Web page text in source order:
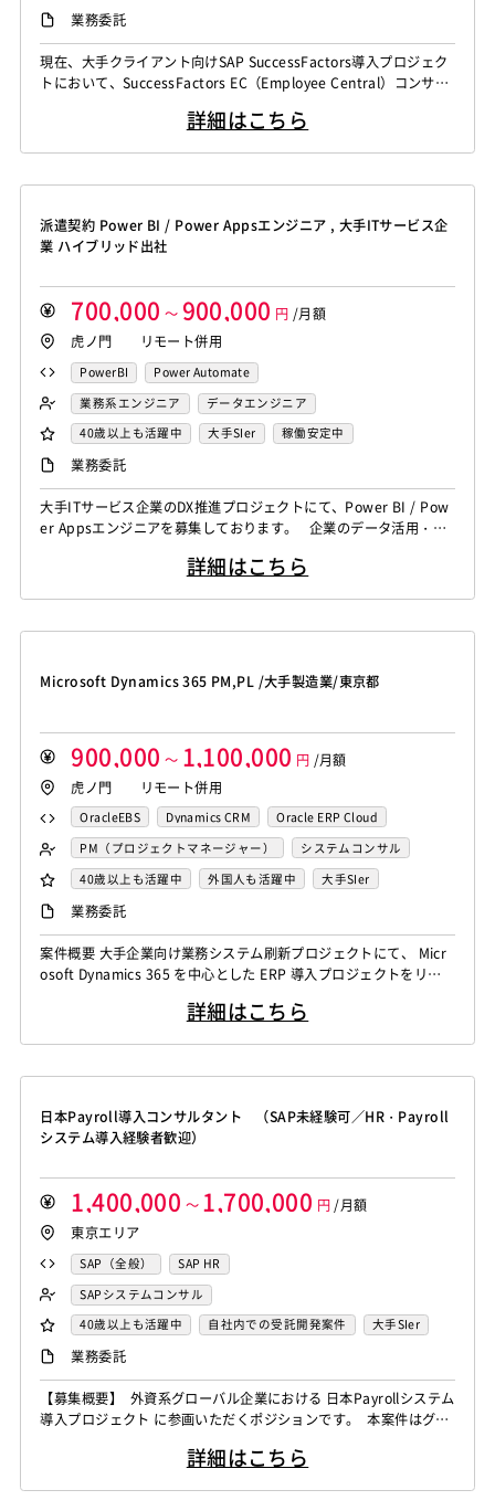
大手SIer
リモートOK
業務委託
現在、大手クライアント向けSAP SuccessFactors導入プロジェク
トにおいて、SuccessFactors EC（Employee Central）コンサル
いるプロジェクトとなり、チーム体制での参画となります。 即戦
詳細はこちら
派遣契約 Power BI / Power Appsエンジニア , 大手ITサービス企
業 ハイブリッド出社
700,000 ～ 900,000 円 /月額
虎ノ門 リモート併用
PowerBI
Power Automate
業務系エンジニア
データエンジニア
40歳以上も活躍中
大手SIer
稼働安定中
シニア・定年層歓迎
業務委託
大手ITサービス企業のDX推進プロジェクトにて、Power BI / Pow
er Appsエンジニアを募集しております。 企業のデータ活用・業
程から設計・構築まで幅広くご担当いただきます。 同社では複数
詳細はこちら
Microsoft Dynamics 365 PM,PL /大手製造業/東京都
900,000 ～ 1,100,000 円 /月額
虎ノ門 リモート併用
OracleEBS Dynamics CRM
Oracle ERP Cloud
Dynamics
PM（プロジェクトマネージャー）
システムコンサル
OlacleEBSシステムコンサル
40歳以上も活躍中 外国人も活躍中
大手SIer
稼働安定中
業務委託
案件概要 大手企業向け業務システム刷新プロジェクトにて、 Micr
osoft Dynamics 365 を中心とした ERP 導入プロジェクトをリー
を募集しております。 業務要件定義などの上流工程から導入フェ
詳細はこちら
日本Payroll導入コンサルタント （SAP未経験可／HR・Payroll
システム導入経験者歓迎）
1,400,000 ～ 1,700,000 円 /月額
東京エリア
SAP（全般）
SAP HR
SAPシステムコンサル
40歳以上も活躍中
自社内での受託開発案件
大手SIer
稼働安定中
業務委託
【募集概要】 外資系グローバル企業における 日本Payrollシステム
導入プロジェクト に参画いただくポジションです。 本案件はグロ
法人）を対象に、Payrollを中心としたシステム導入・移行・Go-Li
詳細はこちら